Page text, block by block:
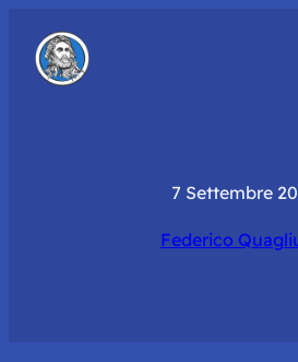
7 Settembre
Federico